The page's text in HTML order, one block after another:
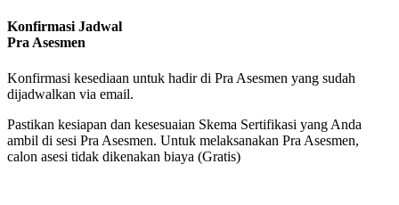
Konfirmasi Jadwal
Pra Asesmen
Konfirmasi kesediaan untuk hadir di Pra Asesmen yang sudah
dijadwalkan via email.
Pastikan kesiapan dan kesesuaian Skema Sertifikasi yang Anda
ambil di sesi Pra Asesmen. Untuk melaksanakan Pra Asesmen,
calon asesi tidak dikenakan biaya (Gratis)